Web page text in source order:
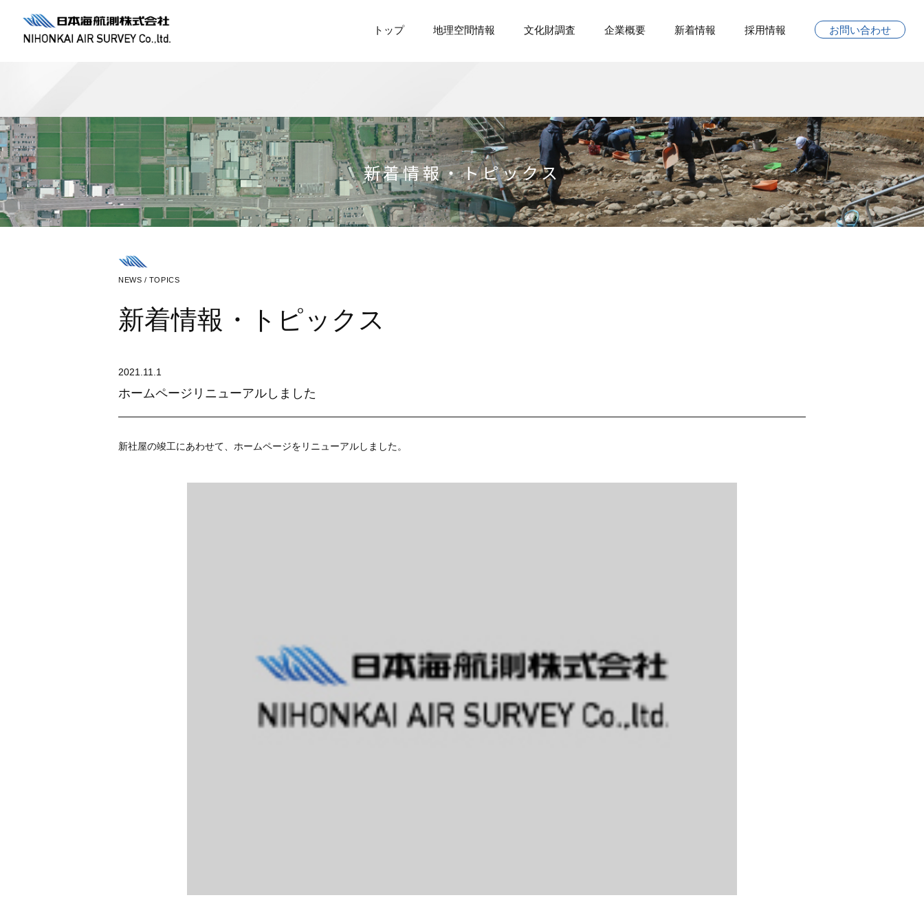
トップ 地理空間情報 文化財調査 企業概要 新着情報 採用情報 お問い合わせ
新着情報・トピックス
NEWS / TOPICS
新着情報・トピックス
2021.11.1
ホームページリニューアルしました
新社屋の竣工にあわせて、ホームページをリニューアルしました。